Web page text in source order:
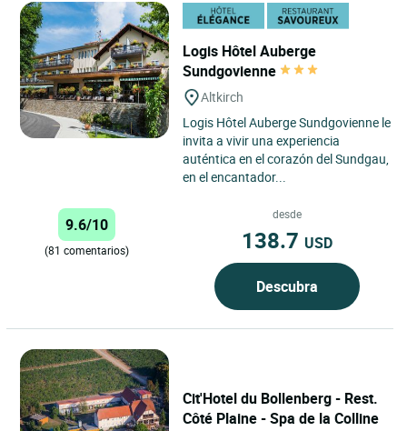
Logis Hôtel Auberge
Sundgovienne
Altkirch
Logis Hôtel Auberge Sundgovienne le
invita a vivir una experiencia
auténtica en el corazón del Sundgau,
en el encantador...
9.6/10
(81 comentarios)
desde
138.7 USD
Descubra
Cit'Hotel du Bollenberg - Rest.
Côté Plaine - Spa de la Colline